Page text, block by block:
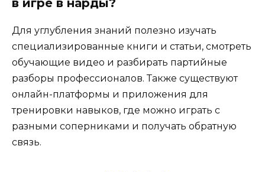
в игре в нарды?
Для углубления знаний полезно изучать
специализированные книги и статьи, смотреть
обучающие видео и разбирать партийные
разборы профессионалов. Также существуют
онлайн-платформы и приложения для
тренировки навыков, где можно играть с
разными соперниками и получать обратную
связь.